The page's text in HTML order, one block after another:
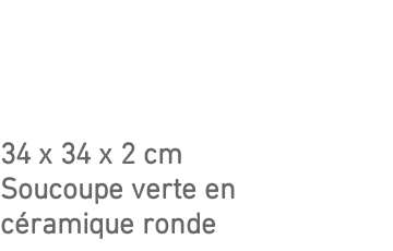
34 x 34 x 2 cm
Soucoupe verte en
céramique ronde